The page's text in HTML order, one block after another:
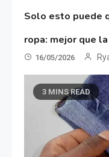
Solo esto puede
ropa: mejor que
16/05/2026
3 MINS READ